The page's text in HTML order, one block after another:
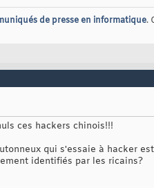
de presse en informatique.
ces hackers chinois!!!
qui s'essaie à hacker
identifiés par les ricains?